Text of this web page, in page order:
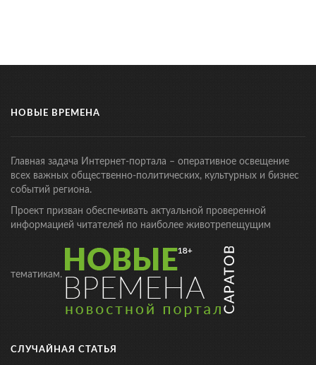
НОВЫЕ ВРЕМЕНА
Главная задача Интернет-портала – оперативное освещение
всех важных общественно-политических, культурных и бизнес
событий региона.
Проект призван обеспечивать актуальной проверенной
информацией читателей по наиболее животрепещущим
тематикам.
СЛУЧАЙНАЯ СТАТЬЯ